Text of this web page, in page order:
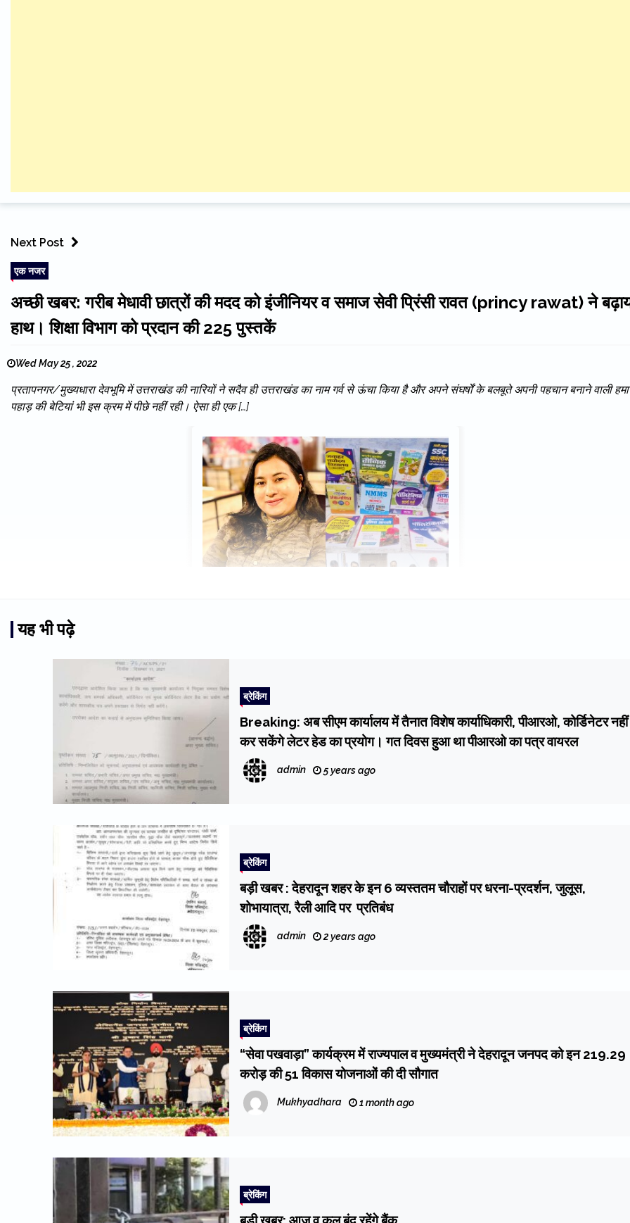
Next Post
एक नजर
अच्छी खबर: गरीब मेधावी छात्रों की मदद को इंजीनियर व समाज सेवी प्रिंसी रावत (princy rawat) ने
हाथ। शिक्षा विभाग को प्रदान की 225 पुस्तकें
Wed May 25 , 2022
प्रतापनगर/मुख्यधारा देवभूमि में उत्तराखंड की नारियों ने सदैव ही उत्तराखंड का नाम गर्व से ऊंचा किया है और अपने संघर्षों के बलबूते अपनी पहचान बनाने वाली
पहाड़ की बेटियां भी इस क्रम में पीछे नहीं रही। ऐसा ही एक […]
यह भी पढ़े
ब्रेकिंग
Breaking: अब सीएम कार्यालय में तैनात विशेष कार्याधिकारी, पीआरओ, कोर्डिनेटर नहीं
कर सकेंगे लेटर हेड का प्रयोग। गत दिवस हुआ था पीआरओ का पत्र वायरल
admin 5 years ago
ब्रेकिंग
बड़ी खबर : देहरादून शहर के इन 6 व्यस्ततम चौराहों पर धरना-प्रदर्शन, जुलूस,
शोभायात्रा, रैली आदि पर प्रतिबंध
admin 2 years ago
ब्रेकिंग
“सेवा पखवाड़ा” कार्यक्रम में राज्यपाल व मुख्यमंत्री ने देहरादून जनपद को इन ₹219.29
करोड़ की 51 विकास योजनाओं की दी सौगात
Mukhyadhara 1 month ago
ब्रेकिंग